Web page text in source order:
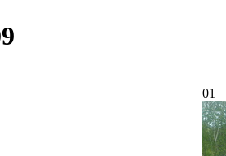
01